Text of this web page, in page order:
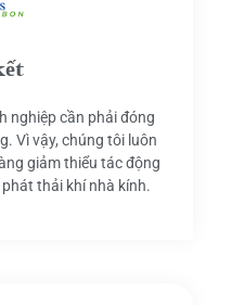
nghiệp cần phải đóng
Vì vậy, chúng tôi luôn
giảm thiểu tác động
thải khí nhà kính.